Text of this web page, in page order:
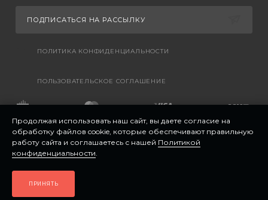
ПОДПИСАТЬСЯ НА РАССЫЛКУ
ПОЛИТИКА КОНФИДЕНЦИАЛЬНОСТИ
ПОЛЬЗОВАТЕЛЬСКОЕ СОГЛАШЕНИЕ
Продолжая использовать наш сайт, вы даете согласие на
обработку файлов cookie, которые обеспечивают правильную
работу сайта и соглашаетесь с нашей Политикой
конфиденциальности.
ПРИНЯТЬ